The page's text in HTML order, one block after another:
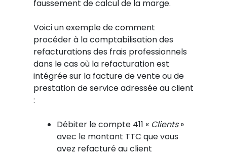
faussement de calcul de la marge.
Voici un exemple de comment
procéder à la comptabilisation des
refacturations des frais professionnels
dans le cas où la refacturation est
intégrée sur la facture de vente ou de
prestation de service adressée au client
:
Débiter le compte 411 « Clients»
avec le montant TTC que vous
avez refacturé au client